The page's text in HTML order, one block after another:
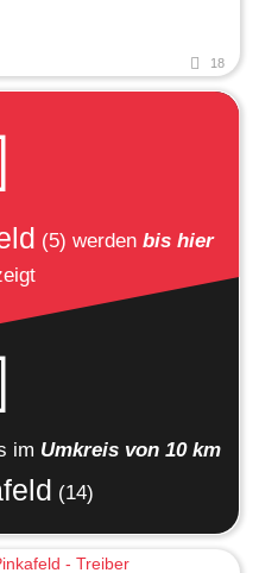
18
(5) werden bis hier
im Umkreis von 10 km
(14)